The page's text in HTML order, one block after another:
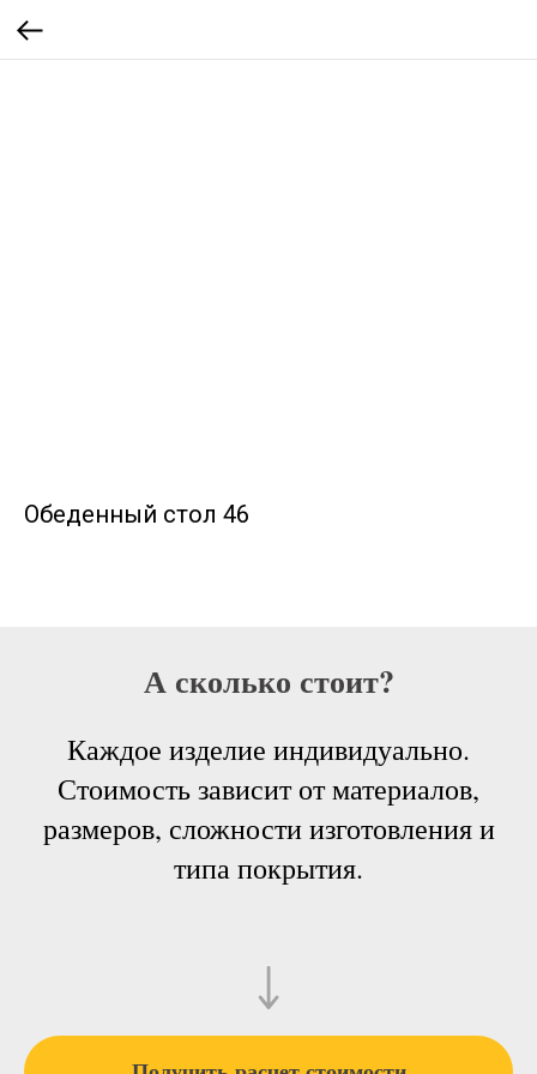
Обеденный стол 46
А сколько стоит?
Каждое изделие индивидуально.
Стоимость зависит от материалов,
размеров, сложности изготовления и
типа покрытия.